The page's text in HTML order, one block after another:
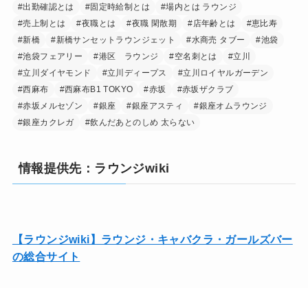
#出勤確認とは #固定時給制とは
#場内とは ラウンジ
#売上制とは
#夜職とは #夜職 閑散期 #店年齢とは
#恵比寿
#新橋
#新橋サンセットラウンジェット #水商売 タブー
#池袋
#池袋フェアリー
#港区 ラウンジ #空名刺とは
#立川
#立川ダイヤモンド
#立川ディープス
#立川ロイヤルガーデン
#西麻布
#西麻布B1 TOKYO #赤坂
#赤坂ザクラブ
#赤坂メルセゾン
#銀座 #銀座アスティ
#銀座オムラウンジ
#銀座カクレガ
#飲んだあとのしめ 太らない
情報提供先：ラウンジwiki
【ラウンジwiki】ラウンジ・キャバクラ・ガールズバー
の総合サイト